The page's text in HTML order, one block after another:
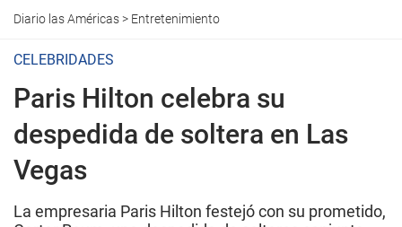
Diario las Américas> Entretenimiento
CELEBRIDADES
Paris Hilton celebra su
despedida de soltera en Las
Vegas
La empresaria Paris Hilton festejó con su prometido,